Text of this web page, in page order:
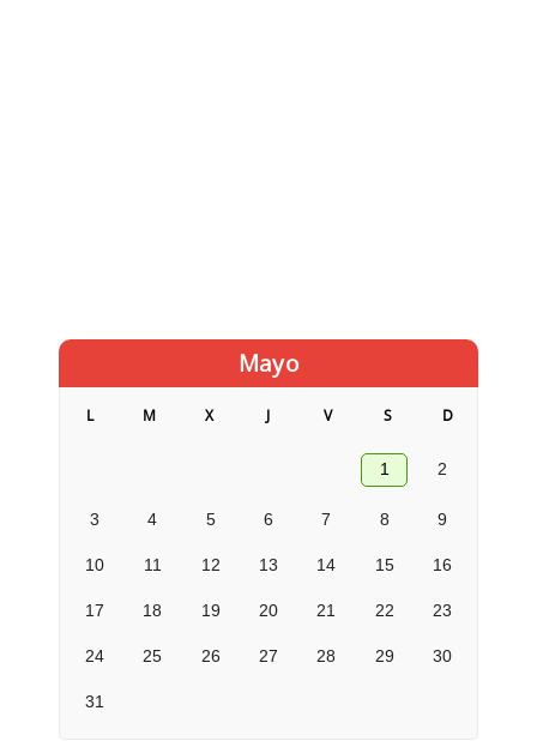
Mayo
L M X J V S D
1 2
3 4 5 6 7 8 9
10 11 12 13 14 15 16
17 18 19 20 21 22 23
24 25 26 27 28 29 30
31